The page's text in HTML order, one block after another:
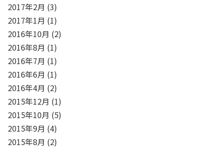
2017年2月 (3)
2017年1月 (1)
2016年10月 (2)
2016年8月 (1)
2016年7月 (1)
2016年6月 (1)
2016年4月 (2)
2015年12月 (1)
2015年10月 (5)
2015年9月 (4)
2015年8月 (2)